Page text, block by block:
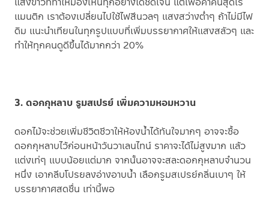
แมนติก เราต้องเปลี่ยนไปใช้ไฟสีนวลๆ แสงสว่างต่ำๆ ถ้าไม่มีไฟ
ดิม แนะนำเทียนในทุกรูปแบบที่เพิ่มบรรยากาศให้แสงสลัวๆ และ
ทำให้ทุกคนดูดีขึ้นได้มากกว่า 20%
3. ดอกกุหลาบ รูมสเปรย์ เพิ่มความหอมหวาน
ดอกไม้จะช่วยเพิ่มชีวิตชีวาให้ห้องน้ำได้ทันใจมากๆ อาจจะซื้อ
ดอกกุหลาบไว้ก่อนหน้าวันวาเลนไทน์ ราคาจะได้ไม่สูงมาก แล้ว
แต่งเท่ๆ แบบน้อยแต่มาก จากนั้นอาจจะสละดอกกุหลาบจำนวน
หนึ่ง เอากลีบโปรยลงอ่างอาบน้ำ เลือกรูมสเปรย์กลิ่นเบาๆ ให้
บรรยากาศสดชื่น เท่านี้พอ